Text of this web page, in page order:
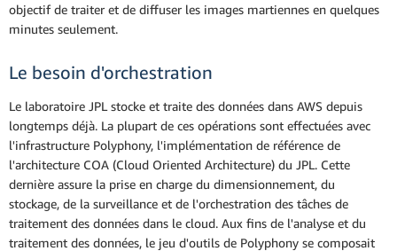
objectif de traiter et de diffuser les images martiennes en quelques
minutes seulement.
Le besoin d'orchestration
Le laboratoire JPL stocke et traite des données dans AWS depuis
longtemps déjà. La plupart de ces opérations sont effectuées avec
l'infrastructure Polyphony, l'implémentation de référence de
l'architecture COA (Cloud Oriented Architecture) du JPL. Cette
dernière assure la prise en charge du dimensionnement, du
stockage, de la surveillance et de l'orchestration des tâches de
traitement des données dans le cloud. Aux fins de l'analyse et du
traitement des données, le jeu d'outils de Polyphony se composait